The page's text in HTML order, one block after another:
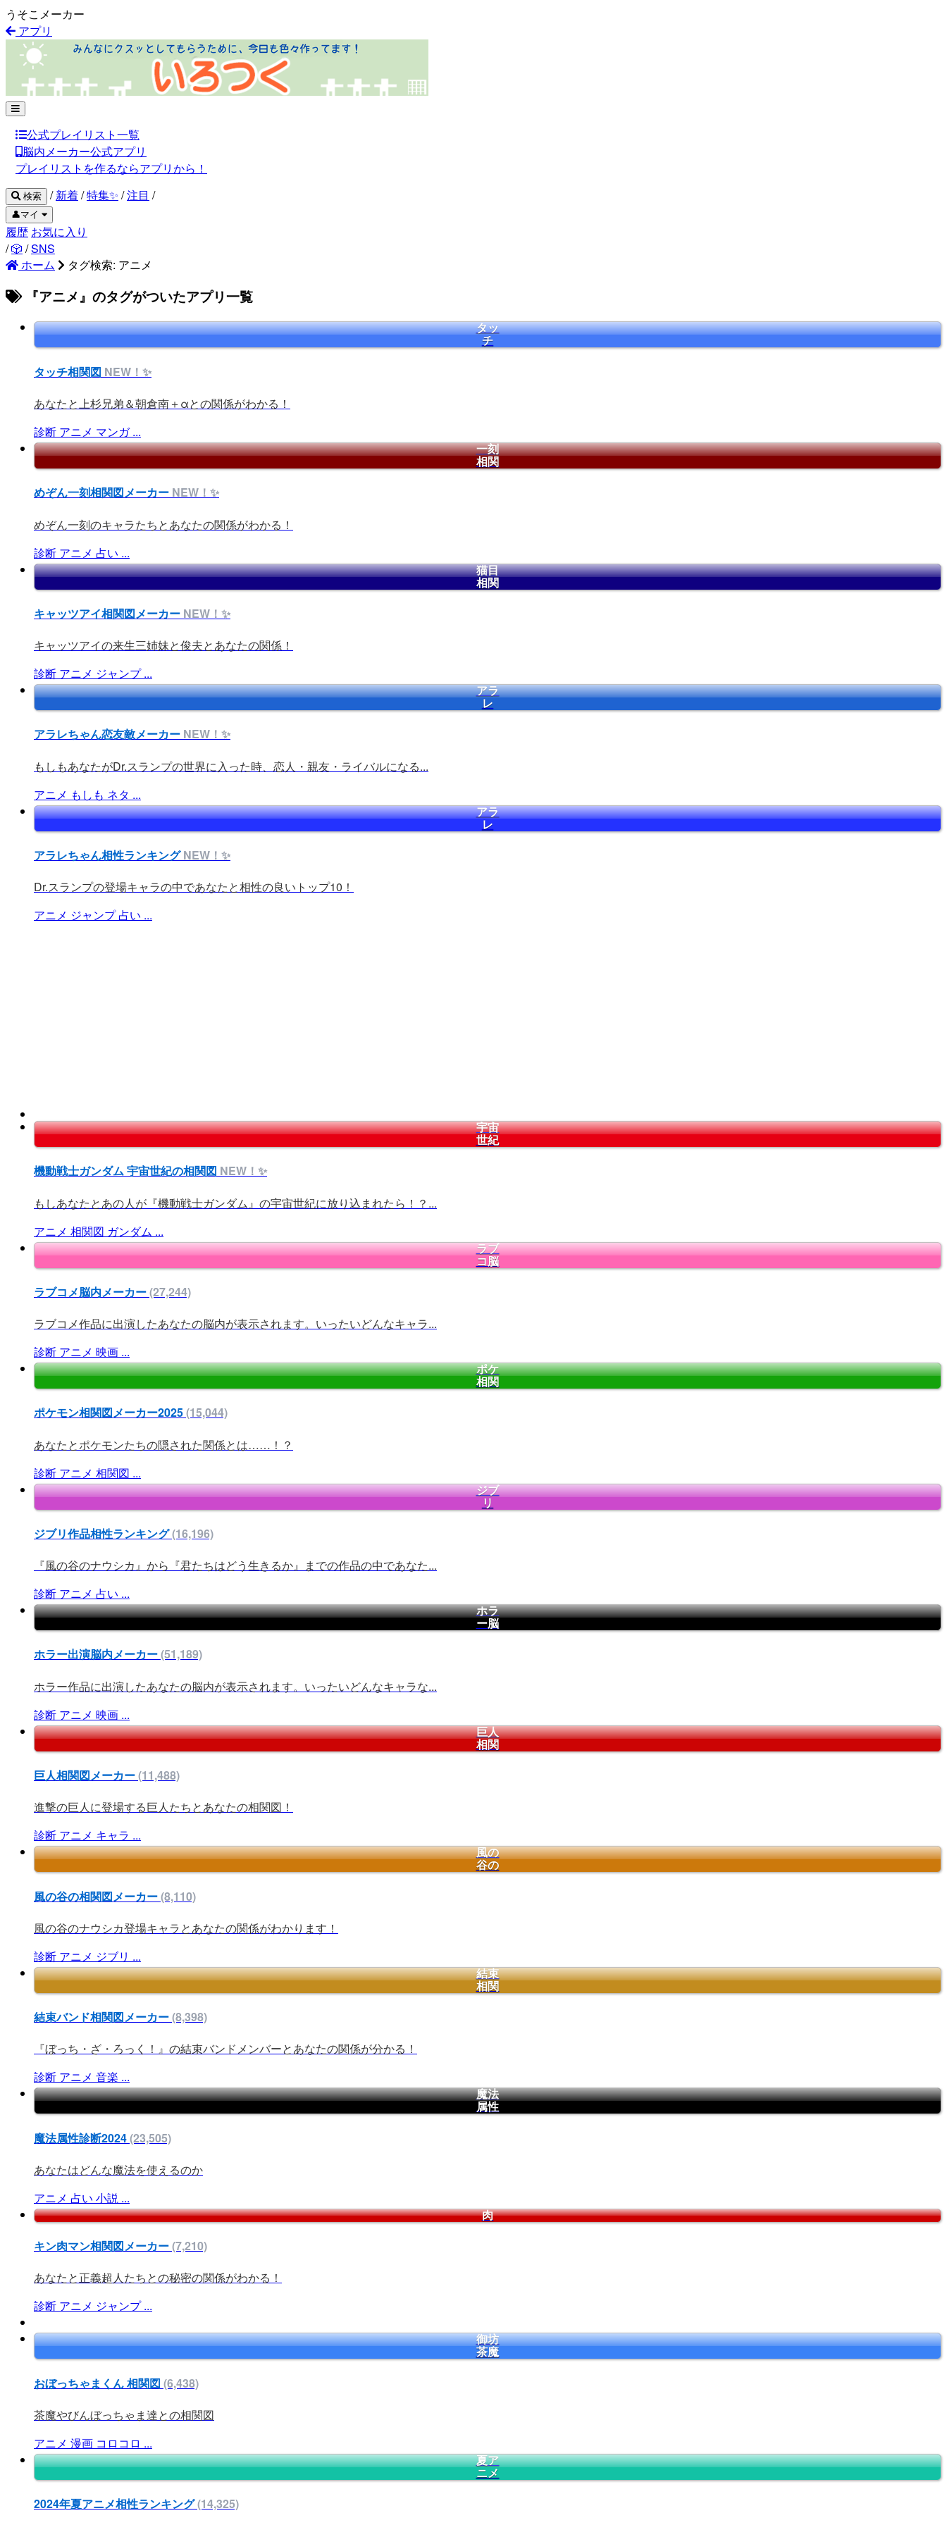
うそこメーカー
アプリ
公式プレイリスト一覧
脳内メーカー公式アプリ
プレイリストを作るならアプリから！
検索 / 新着/特集✨ /注目 /
👤マイ
履歴 お気に入り
/🎲 /SNS
ホーム
タグ検索: アニメ
『アニメ』のタグがついたアプリ一覧
タッ
チ
タッチ相関図 NEW！✨
あなたと上杉兄弟＆朝倉南＋αとの関係がわかる！
診断 アニメ マンガ ...
一刻
相関
めぞん一刻相関図メーカー NEW！✨
めぞん一刻のキャラたちとあなたの関係がわかる！
診断 アニメ 占い ...
猫目
相関
キャッツアイ相関図メーカー NEW！✨
キャッツアイの来生三姉妹と俊夫とあなたの関係！
診断 アニメ ジャンプ ...
アラ
レ
アラレちゃん恋友敵メーカー NEW！✨
もしもあなたがDr.スランプの世界に入った時、恋人・親友・ライバルになる...
アニメ もしも ネタ ...
アラ
レ
アラレちゃん相性ランキングNEW！✨
Dr.スランプの登場キャラの中であなたと相性の良いトップ10！
アニメ ジャンプ 占い ...
宇宙
世紀
機動戦士ガンダム 宇宙世紀の相関図 NEW！✨
もしあなたとあの人が『機動戦士ガンダム』の宇宙世紀に放り込まれたら！？...
アニメ 相関図 ガンダム ...
ラブ
コ脳
ラブコメ脳内メーカー(27,244)
ラブコメ作品に出演したあなたの脳内が表示されます。いったいどんなキャラ...
診断 アニメ 映画 ...
ポケ
相関
ポケモン相関図メーカー2025(15,044)
あなたとポケモンたちの隠された関係とは……！？
診断 アニメ 相関図 ...
ジブ
リ
ジブリ作品相性ランキング(16,196)
『風の谷のナウシカ』から『君たちはどう生きるか』までの作品の中であなた...
診断 アニメ 占い ...
ホラ
ー脳
ホラー出演脳内メーカー(51,189)
ホラー作品に出演したあなたの脳内が表示されます。いったいどんなキャラな...
診断 アニメ 映画 ...
巨人
相関
巨人相関図メーカー(11,488)
進撃の巨人に登場する巨人たちとあなたの相関図！
診断 アニメ キャラ ...
風の
谷の
風の谷の相関図メーカー(8,110)
風の谷のナウシカ登場キャラとあなたの関係がわかります！
診断 アニメ ジブリ ...
結束
相関
結束バンド相関図メーカー(8,398)
『ぼっち・ざ・ろっく！』の結束バンドメンバーとあなたの関係が分かる！
診断 アニメ 音楽 ...
魔法
属性
魔法属性診断2024(23,505)
あなたはどんな魔法を使えるのか
アニメ 占い 小説 ...
肉
キン肉マン相関図メーカー(7,210)
あなたと正義超人たちとの秘密の関係がわかる！
診断 アニメ ジャンプ ...
御坊
茶魔
おぼっちゃまくん 相関図 (6,438)
茶魔やびんぼっちゃま達との相関図
アニメ 漫画 コロコロ ...
夏ア
ニメ
2024年夏アニメ相性ランキング(14,325)